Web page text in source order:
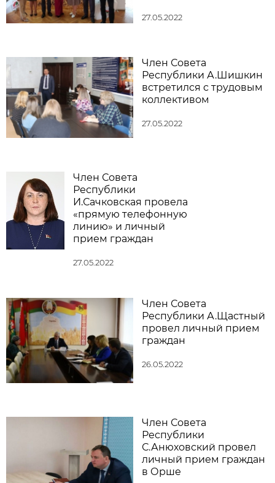
27.05.2022
Член Совета
Республики А.Шишкин
встретился с трудовым
коллективом
27.05.2022
Член Совета
Республики
И.Сачковская провела
«прямую телефонную
линию» и личный
прием граждан
27.05.2022
Член Совета
Республики А.Щастный
провел личный прием
граждан
26.05.2022
Член Совета
Республики
С.Анюховский провел
личный прием граждан
в Орше